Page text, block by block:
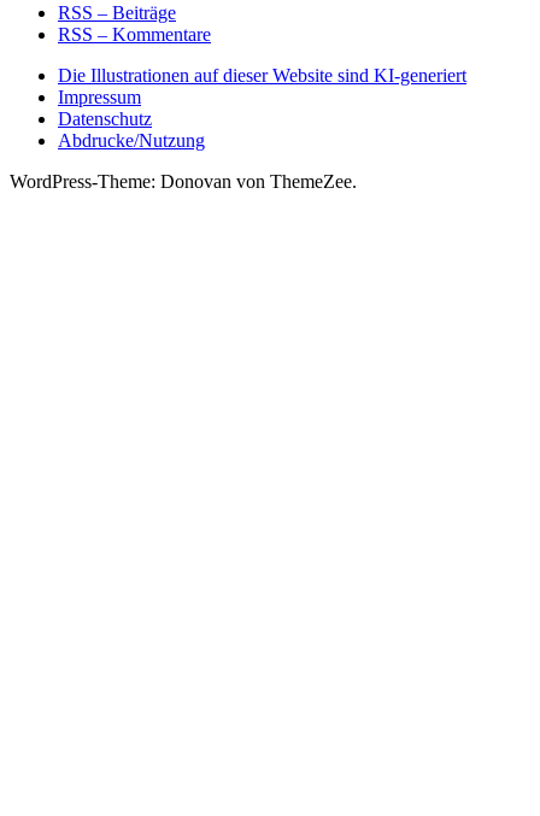
RSS – Beiträge
RSS – Kommentare
Die Illustrationen auf dieser Website sind KI-generiert
Impressum
Datenschutz
Abdrucke/Nutzung
WordPress-Theme: Donovan von ThemeZee.